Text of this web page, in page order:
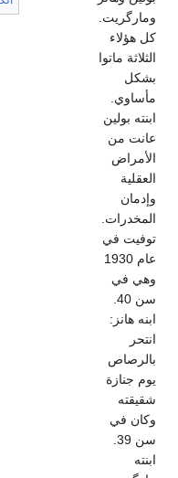
ومارگريت.
كل هؤلاء
الثلاثة ماتوا
بشكل
مأساوي.
ابنته بولين
عانت من
الأمراض
العقلية
وإدمان
المخدرات.
توفيت في
عام 1930
وهي في
سن 40.
ابنه هانز:
انتحر
بالرصاص
يوم جنازة
شقيقته
وكان في
سن 39.
ابنته